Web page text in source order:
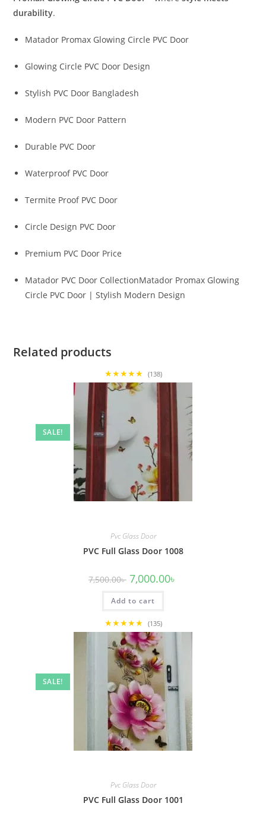
durability.
Matador Promax Glowing Circle PVC Door
Glowing Circle PVC Door Design
Stylish PVC Door Bangladesh
Modern PVC Door Pattern
Durable PVC Door
Waterproof PVC Door
Termite Proof PVC Door
Circle Design PVC Door
Premium PVC Door Price
Matador PVC Door CollectionMatador Promax Glowing
Circle PVC Door | Stylish Modern Design
Related products
★★★★★ (138)
SALE!
Pvc Glass Door
PVC Full Glass Door 1008
7,500.00৳ Original
price
was:
7,500.00৳ .
7,000.00৳
Add to cart
★★★★★ (135)
SALE!
Pvc Glass Door
PVC Full Glass Door 1001